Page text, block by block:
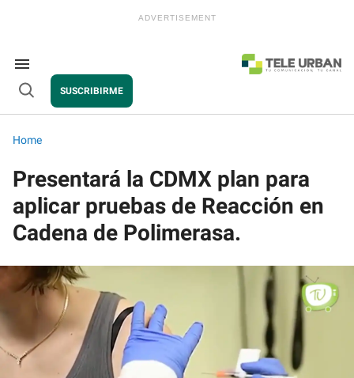
Search
&
Section
Navigation
Open
SUSCRIBIRME
Home
Presentará la CDMX plan para
aplicar pruebas de Reacción en
Cadena de Polimerasa.